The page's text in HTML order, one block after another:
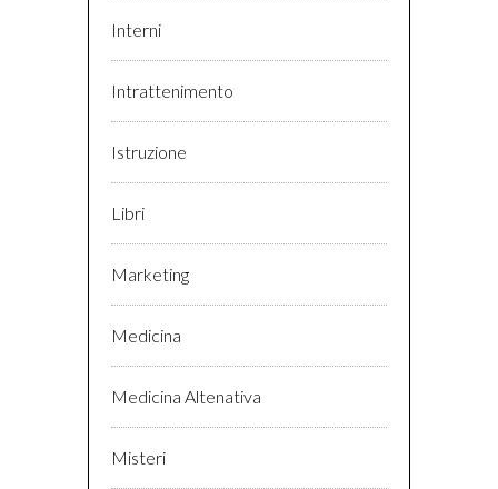
Interni
Intrattenimento
Istruzione
Libri
Marketing
Medicina
Medicina Altenativa
Misteri